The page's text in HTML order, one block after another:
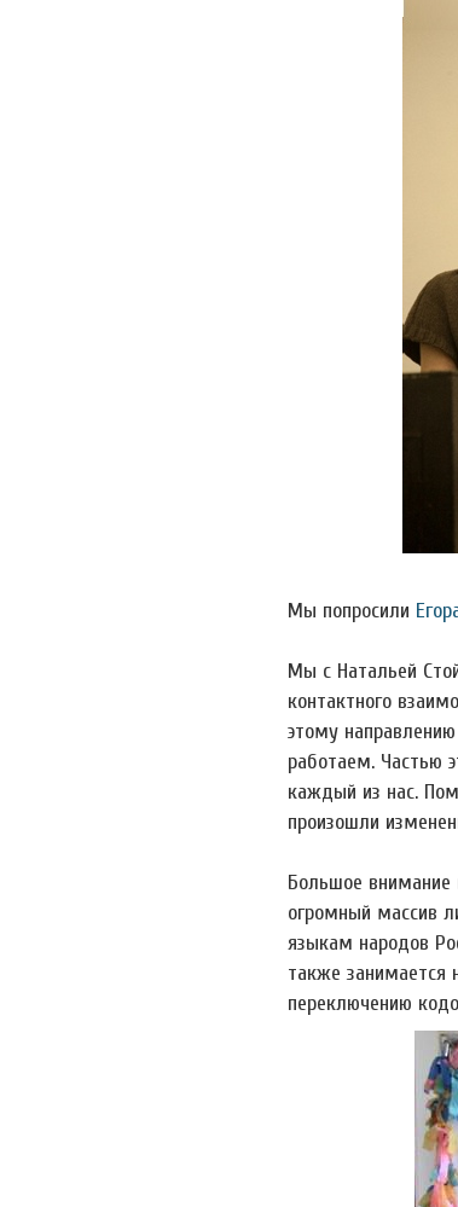
Фото:
Мы попросили
Мы с Натальей
контактного
этому
работаем. Частью
каждый из нас.
произошли
Большое внимание
огромный массив
языкам народов
также занимается
переключению